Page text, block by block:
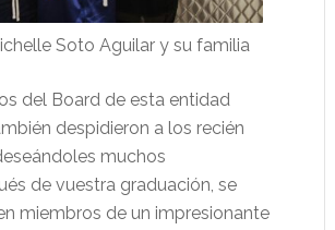
Soto Aguilar y su familia
del Board de esta entidad
despidieron a los recién
muchos
de vuestra graduación, se
miembros de un impresionante